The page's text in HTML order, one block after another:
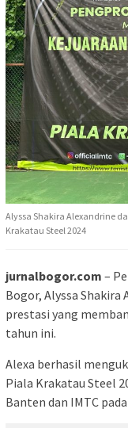
Alyssa Shakira Alexandrine
Krakatau Steel 2024
jurnalbogor.com –
Bogor, Alyssa
prestasi yang
tahun ini.
Alexa berhasil
Piala Krakatau Steel
Banten dan IMTC